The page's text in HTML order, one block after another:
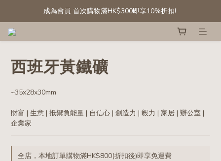
成為會員 首次購物滿HK$300即享10%折扣!
成為會員 首次購物滿HK$300即享10%折扣!
成為會員 首次購物滿HK$300即享10%折扣!
西班牙黃鐵礦
~35x28x30mm
財富 | 生意 | 抵禦負能量 | 自信心 | 創造力 | 毅力 | 家居 | 辦公室 |
企業家
全店，本地訂單購物滿HK$800(折扣後)即享免運費